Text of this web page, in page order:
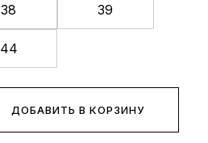
38 39
44
ДОБАВИТЬ В КОРЗИНУ